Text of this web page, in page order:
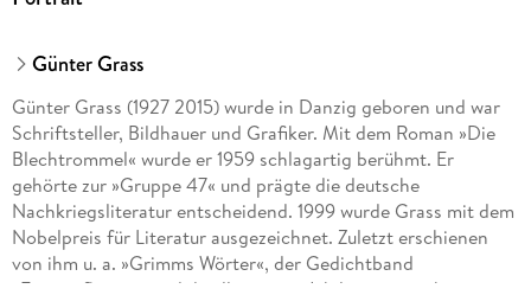
Günter Grass
Günter Grass (1927 2015) wurde in Danzig geboren und war
Schriftsteller, Bildhauer und Grafiker. Mit dem Roman »Die
Blechtrommel« wurde er 1959 schlagartig berühmt. Er
gehörte zur »Gruppe 47« und prägte die deutsche
Nachkriegsliteratur entscheidend. 1999 wurde Grass mit dem
Nobelpreis für Literatur ausgezeichnet. Zuletzt erschienen
von ihm u. a. »Grimms Wörter«, der Gedichtband
»Eintagsfliegen« und die illustrierte Jubiläumsausgabe seines